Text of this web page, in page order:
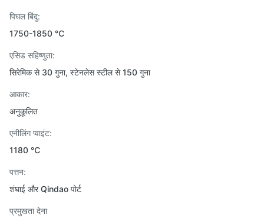
पिघल बिंदु:
1750-1850 ℃
एसिड सहिष्णुता:
सिरेमिक से 30 गुना, स्टेनलेस स्टील से 150 गुना
आकार:
अनुकूलित
एनीलिंग प्वाइंट:
1180 ℃
पत्तन:
शंघाई और Qindao पोर्ट
प्रमुखता देना